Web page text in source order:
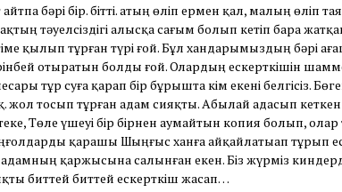
айтпа бәрі бір. бітті. атың өліп ермен қал, малың өліп
тәуелсіздігі алысқа сағым болып кетіп бара
қылып тұрған түрі ғой. Бұл хандарымыздың бәрі
отыратын болды ғой. Олардың ескерткішін
тұр суға қарап бір бұрышта кім екені белгісіз.
жол тосып тұрған адам сияқты. Абылай адасып
Төле үшеуі бір бірнен аумайтын копия болып,
қарашы Шыңғыс ханға айқайлатыап тұрып
адамның қаржысына салынған екен. Біз жүрміз
биттей биттей ескерткіш жасап…